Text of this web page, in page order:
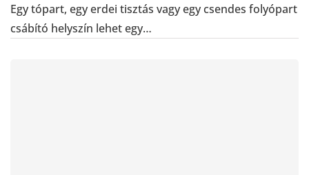
Egy tópart, egy erdei tisztás vagy egy csendes folyópart
csábító helyszín lehet egy…